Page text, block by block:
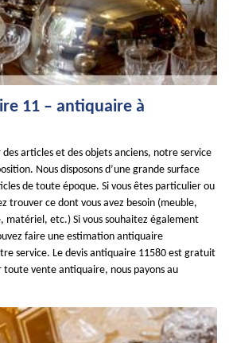
11 – antiquaire à
des articles et des objets anciens, notre service
Nous disposons d’une grande surface
de toute époque. Si vous êtes particulier ou
trouver ce dont vous avez besoin (meuble,
matériel, etc.) Si vous souhaitez également
faire une estimation antiquaire
service. Le devis antiquaire 11580 est gratuit
toute vente antiquaire, nous payons au